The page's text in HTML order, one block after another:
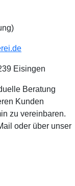
Eisingen
Beratung
Kunden
zu vereinbaren.
oder über unser